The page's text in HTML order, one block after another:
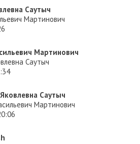
Саутыч
Мартинович
Мартинович
Саутыч
Саутыч
Мартинович